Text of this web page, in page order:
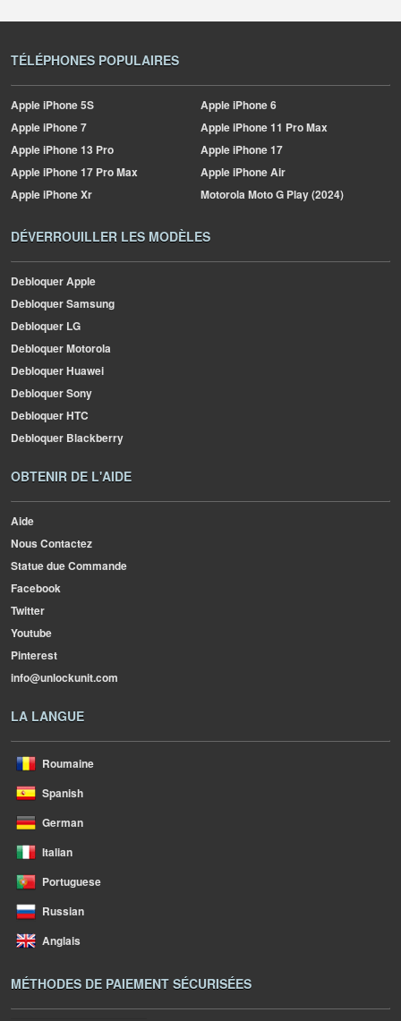
TÉLÉPHONES POPULAIRES
AppleiPhone 5S AppleiPhone 6
AppleiPhone 7 AppleiPhone 11 Pro Max
AppleiPhone 13 Pro AppleiPhone 17
AppleiPhone 17 Pro Max AppleiPhone Air
AppleiPhone Xr MotorolaMoto G Play (2024)
DÉVERROUILLER LES MODÈLES
Debloquer Apple
Debloquer Samsung
Debloquer LG
Debloquer Motorola
Debloquer Huawei
Debloquer Sony
Debloquer HTC
Debloquer Blackberry
OBTENIR DE L'AIDE
Aide
Nous Contactez
Statue due Commande
Facebook
Twitter
Youtube
Pinterest
info@unlockunit.com
LA LANGUE
Roumaine
Spanish
German
Italian
Portuguese
Russian
Anglais
MÉTHODES DE PAIEMENT SÉCURISÉES